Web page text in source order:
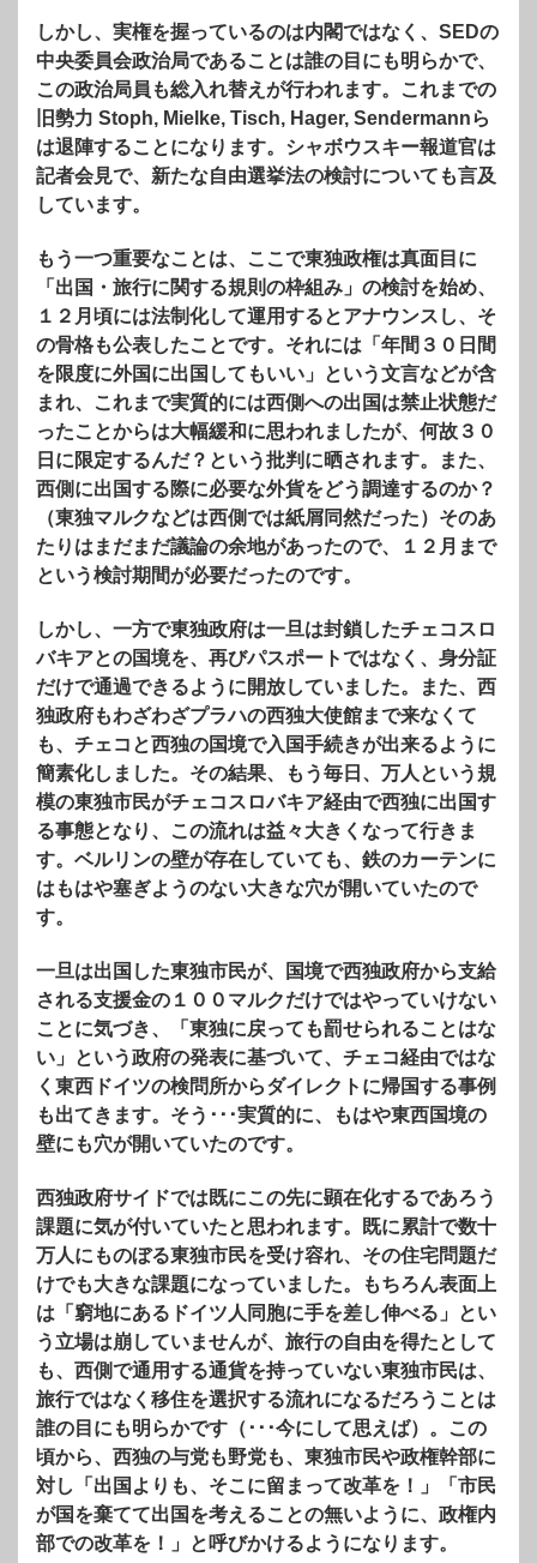
しかし、実権を握っているのは内閣ではなく、SEDの
中央委員会政治局であることは誰の目にも明らかで、
この政治局員も総入れ替えが行われます。これまでの
旧勢力 Stoph, Mielke, Tisch, Hager, Sendermannら
は退陣することになります。シャボウスキー報道官は
記者会見で、新たな自由選挙法の検討についても言及
しています。
もう一つ重要なことは、ここで東独政権は真面目に
「出国・旅行に関する規則の枠組み」の検討を始め、
１２月頃には法制化して運用するとアナウンスし、そ
の骨格も公表したことです。それには「年間３０日間
を限度に外国に出国してもいい」という文言などが含
まれ、これまで実質的には西側への出国は禁止状態だ
ったことからは大幅緩和に思われましたが、何故３０
日に限定するんだ？という批判に晒されます。また、
西側に出国する際に必要な外貨をどう調達するのか？
（東独マルクなどは西側では紙屑同然だった）そのあ
たりはまだまだ議論の余地があったので、１２月まで
という検討期間が必要だったのです。
しかし、一方で東独政府は一旦は封鎖したチェコスロ
バキアとの国境を、再びパスポートではなく、身分証
だけで通過できるように開放していました。また、西
独政府もわざわざプラハの西独大使館まで来なくて
も、チェコと西独の国境で入国手続きが出来るように
簡素化しました。その結果、もう毎日、万人という規
模の東独市民がチェコスロバキア経由で西独に出国す
る事態となり、この流れは益々大きくなって行きま
す。ベルリンの壁が存在していても、鉄のカーテンに
はもはや塞ぎようのない大きな穴が開いていたので
す。
一旦は出国した東独市民が、国境で西独政府から支給
される支援金の１００マルクだけではやっていけない
ことに気づき、「東独に戻っても罰せられることはな
い」という政府の発表に基づいて、チェコ経由ではな
く東西ドイツの検問所からダイレクトに帰国する事例
も出てきます。そう･･･実質的に、もはや東西国境の
壁にも穴が開いていたのです。
西独政府サイドでは既にこの先に顕在化するであろう
課題に気が付いていたと思われます。既に累計で数十
万人にものぼる東独市民を受け容れ、その住宅問題だ
けでも大きな課題になっていました。もちろん表面上
は「窮地にあるドイツ人同胞に手を差し伸べる」とい
う立場は崩していませんが、旅行の自由を得たとして
も、西側で通用する通貨を持っていない東独市民は、
旅行ではなく移住を選択する流れになるだろうことは
誰の目にも明らかです（･･･今にして思えば）。この
頃から、西独の与党も野党も、東独市民や政権幹部に
対し「出国よりも、そこに留まって改革を！」「市民
が国を棄てて出国を考えることの無いように、政権内
部での改革を！」と呼びかけるようになります。